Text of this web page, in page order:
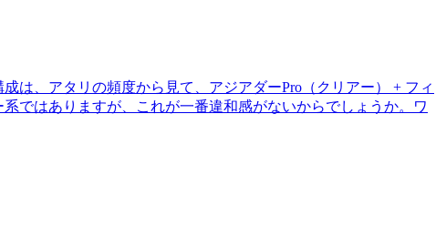
は、アタリの頻度から見て、アジアダーPro（クリアー） + フィ
ではありますが、これが一番違和感がないからでしょうか。ワ